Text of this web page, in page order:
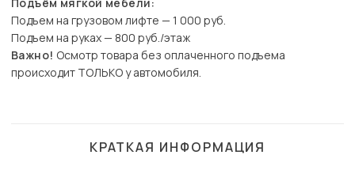
Подъем на грузовом лифте — 1 000 руб.
Подъем на руках — 800 руб./этаж
Важно! Осмотр товара без оплаченного подъема
происходит ТОЛЬКО у автомобиля.
КРАТКАЯ ИНФОРМАЦИЯ